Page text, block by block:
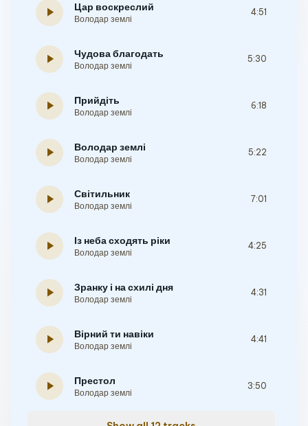
play_arrow Цар воскреслий
Володар землі
4:51
play_arrow Чудова благодать
Володар землі
5:30
play_arrow Прийдіть
Володар землі
6:18
play_arrow Володар землі
Володар землі
5:22
play_arrow Світильник
Володар землі
7:01
play_arrow Із неба сходять ріки
Володар землі
4:25
play_arrow Зранку і на схилі дня
Володар землі
4:31
play_arrow Вірний ти навіки
Володар землі
4:41
play_arrow Престол
Володар землі
3:50